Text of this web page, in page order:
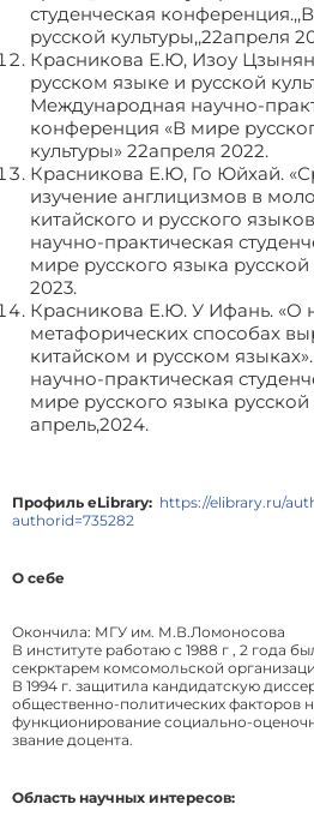
студенческая
русской культуры,,22апреля
Красникова Е.Ю, Изоу
русском языке и русской
Международная научно-
конференция «В мире
культуры» 22апреля 2022.
Красникова Е.Ю, Го Юйхай.
изучение англицизмов в
китайского и русского
научно-практическая
мире русского языка русской
2023.
Красникова Е.Ю. У Ифань. «О
метафорических способах
китайском и русском
научно-практическая
мире русского языка русской
апрель,2024.
Профиль eLibrary: https://elibrary.ru/
authorid=735282
О себе
Окончила: МГУ им. М.В.Ломоносова
В институте работаю с 1988 г , 2 года
секрктарем комсомольской
В 1994 г. защитила кандидатскую
общественно-политических факторов
функционирование социально-
звание доцента.
Область научных интересов: